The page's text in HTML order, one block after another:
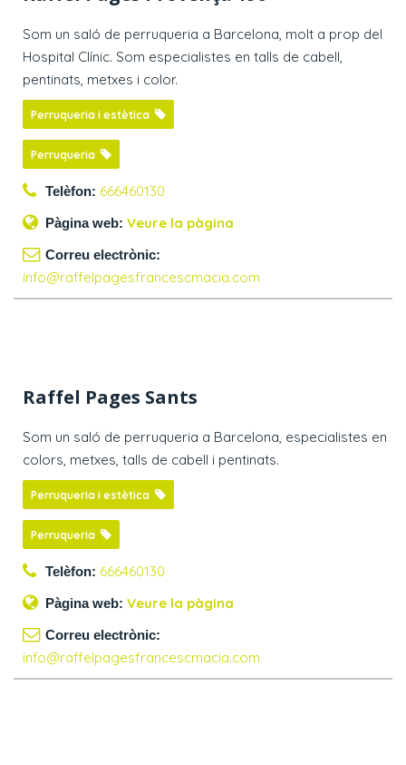
Som un saló de perruqueria a Barcelona, molt a prop del
Hospital Clínic. Som especialistes en talls de cabell,
pentinats, metxes i color.
Perruqueria i estètica
Perruqueria
Telèfon: 666460130
Pàgina web: Veure la pàgina
Correu electrònic:
info@raffelpagesfrancescmacia.com
Raffel Pages Sants
Som un saló de perruqueria a Barcelona, especialistes en
colors, metxes, talls de cabell i pentinats.
Perruqueria i estètica
Perruqueria
Telèfon: 666460130
Pàgina web: Veure la pàgina
Correu electrònic:
info@raffelpagesfrancescmacia.com